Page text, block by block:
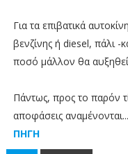
Για τα επιβατικά
βενζίνης ή diesel, πάλι -
ποσό μάλλον θα
Πάντως, προς το παρόν
αποφάσεις αναμένονται...
ΠΗΓΗ